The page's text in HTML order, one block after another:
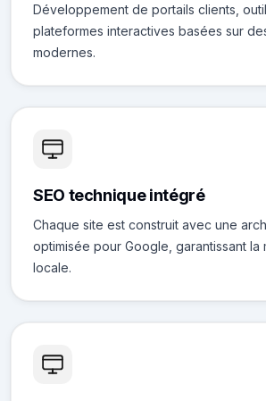
Développement de portails clients,
plateformes interactives basées sur
modernes.
SEO technique intégré
Chaque site est construit avec une
optimisée pour Google, garantissant la
locale.